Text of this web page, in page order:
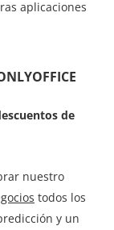
aplicaciones
de
nuestro
todos los
y un